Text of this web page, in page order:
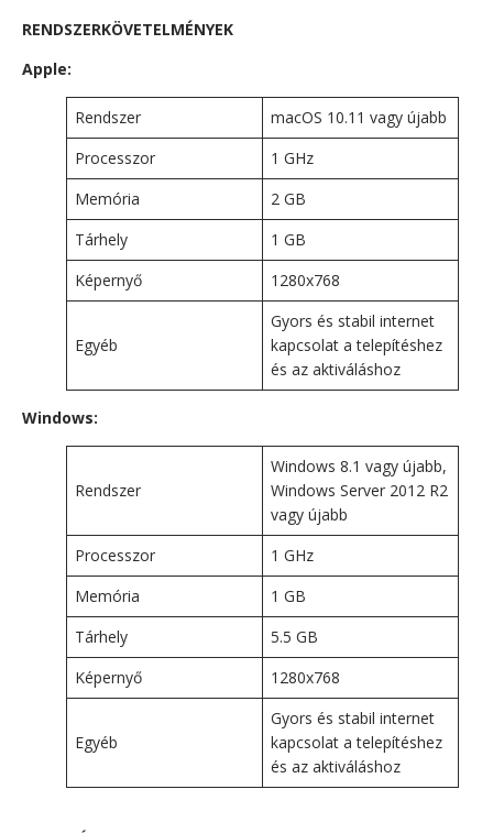
RENDSZERKÖVETELMÉNYEK
Apple:
Rendszer
macOS 10.11 vagy újabb
Processzor
1 GHz
Memória
2 GB
Tárhely
1 GB
Képernyő
1280x768
Egyéb
Gyors és stabil internet
kapcsolat a telepítéshez
és az aktiváláshoz
Windows:
Rendszer
Windows 8.1 vagy újabb,
Windows Server 2012 R2
vagy újabb
Processzor
1 GHz
Memória
1 GB
Tárhely
5.5 GB
Képernyő
1280x768
Egyéb
Gyors és stabil internet
kapcsolat a telepítéshez
és az aktiváláshoz